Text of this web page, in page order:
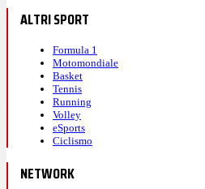
ALTRI SPORT
Formula 1
Motomondiale
Basket
Tennis
Running
Volley
eSports
Ciclismo
NETWORK